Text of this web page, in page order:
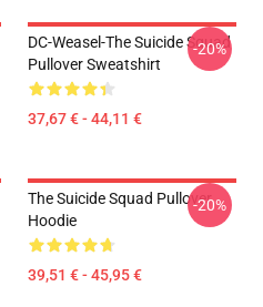
DC-Weasel-The Suicide Squad
Pullover Sweatshirt
37,67 € - 44,11 €
-20%
The Suicide Squad Pullover
Hoodie
39,51 € - 45,95 €
-20%